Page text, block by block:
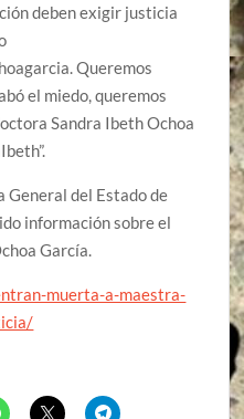
deben exigir justicia
Queremos
el miedo, queremos
Sandra Ibeth Ochoa
General del Estado de
información sobre el
García.
muerta-a-maestra-